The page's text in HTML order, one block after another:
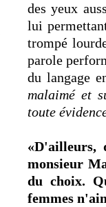
des yeux
lui
trompé
parole
du langage
malaimé et
toute
«D'ailleurs,
monsieur
du choix.
femmes